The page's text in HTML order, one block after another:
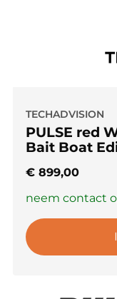
TECHADVISION
PULSE red
Bait Boat
€ 899,00
neem contact